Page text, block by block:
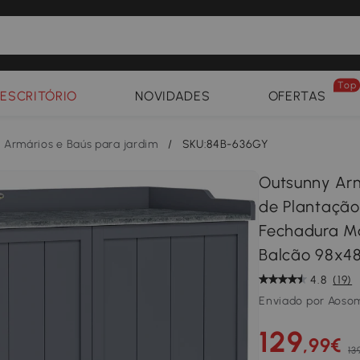
NOVIDADES OFERTAS
Top
Armários e Baús para jardim / SKU:84B-636GY
Outsunny
de
Fechadura
Balcão
4.8 (19)
Enviado por
129,99€